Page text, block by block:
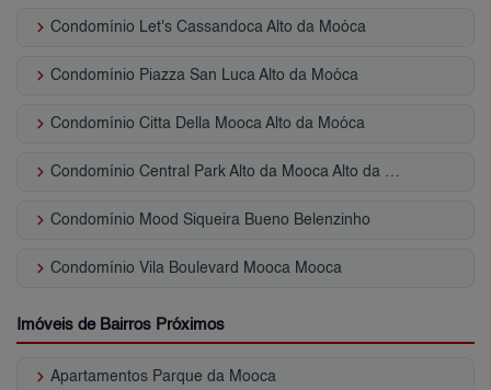
keyboard_arrow_right Condomínio Let's Cassandoca Alto da Moóca
keyboard_arrow_right Condomínio Piazza San Luca Alto da Moóca
keyboard_arrow_right Condomínio Citta Della Mooca Alto da Moóca
keyboard_arrow_right Condomínio Central Park Alto da Mooca Alto da Moóca
keyboard_arrow_right Condomínio Mood Siqueira Bueno Belenzinho
keyboard_arrow_right Condomínio Vila Boulevard Mooca Mooca
Imóveis de Bairros Próximos
keyboard_arrow_right Apartamentos Parque da Mooca